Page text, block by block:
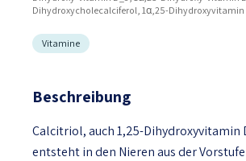
Dihydroxycholecalciferol, 1α,25-Dihydroxyvitamin
Vitamine
Beschreibung
Calcitriol, auch 1,25-Dihydroxyvitamin
entsteht in den Nieren aus der